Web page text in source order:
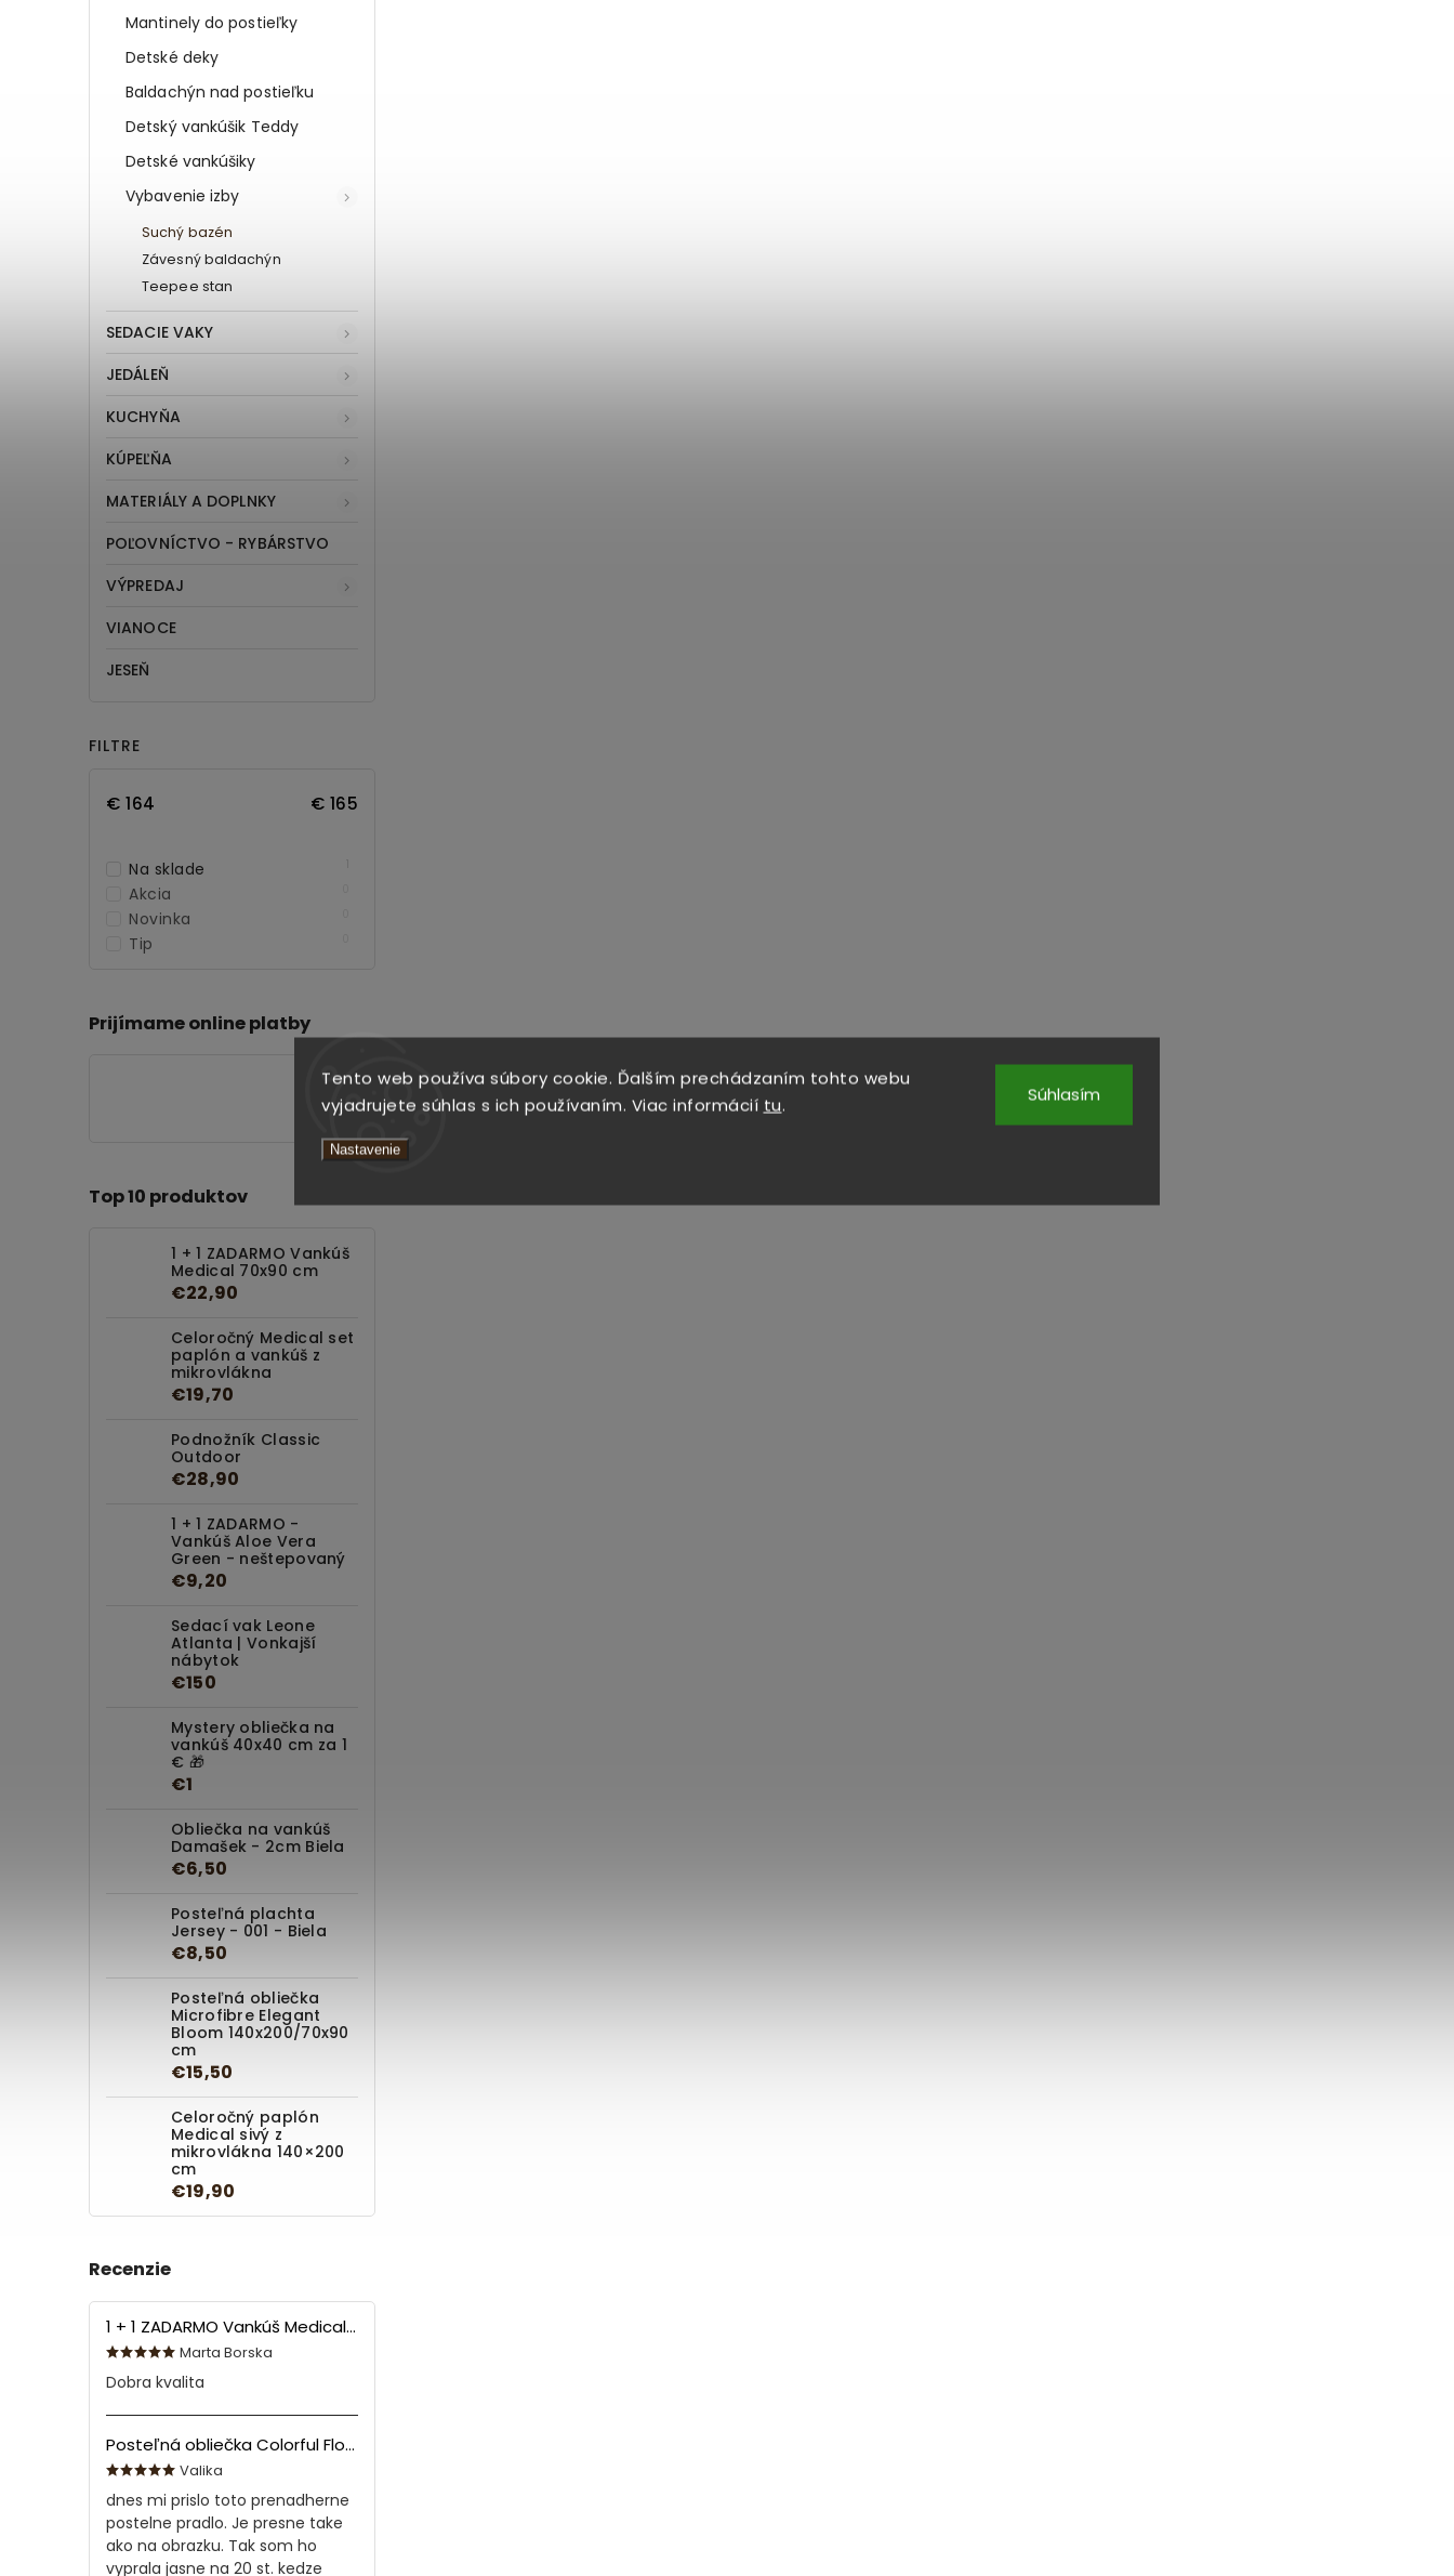
Tento web používa súbory cookie. Ďalším prechádzaním tohto webu
vyjadrujete súhlas s ich používaním. Viac informácií tu.
Nastavenie
Súhlasím
Mantinely do postieľky
Detské deky
Baldachýn nad postieľku
Detský vankúšik Teddy
Detské vankúšiky
Vybavenie izby
Suchý bazén
Závesný baldachýn
Teepee stan
SEDACIE VAKY
JEDÁLEŇ
KUCHYŇA
KÚPEĽŇA
MATERIÁLY A DOPLNKY
POĽOVNÍCTVO - RYBÁRSTVO
VÝPREDAJ
VIANOCE
JESEŇ
FILTRE
€ 164 € 165
Na sklade
Akcia
Novinka
Tip
Prijímame online platby
Top 10 produktov
1 + 1 ZADARMO Vankúš
Medical 70x90 cm
€22,90
Celoročný Medical set
paplón a vankúš z
mikrovlákna
€19,70
Podnožník Classic
Outdoor
€28,90
1 + 1 ZADARMO -
Vankúš Aloe Vera
Green - neštepovaný
€9,20
Sedací vak Leone
Atlanta | Vonkajší
nábytok
€150
Mystery obliečka na
vankúš 40x40 cm za 1
€ 🎁
€1
Obliečka na vankúš
Damašek - 2cm Biela
€6,50
Posteľná plachta
Jersey - 001 - Biela
€8,50
Posteľná obliečka
Microfibre Elegant
Bloom 140x200/70x90
cm
€15,50
Celoročný paplón
Medical sivý z
mikrovlákna 140×200
cm
€19,90
Recenzie
1 + 1 ZADARMO Vankúš Medical 70x90 cm
Marta Borska
Dobra kvalita
Posteľná obliečka Colorful Flowers Modrá 140x200/70x90 cm
Valika
dnes mi prislo toto prenadherne
postelne pradlo. Je presne take
ako na obrazku. Tak som ho
vyprala jasne na 20 st. kedze